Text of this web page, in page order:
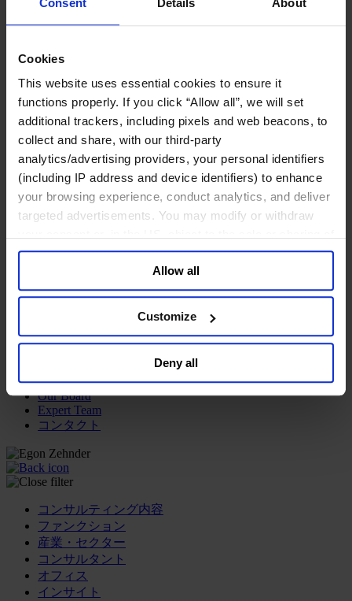
Cookies
This website uses essential cookies to ensure it
functions properly. If you click “Allow all”, we will set
additional trackers, including pixels and web beacons, to
collect and share, with our third-party
analytics/advertising providers, your personal identifiers
(including IP address and device identifiers) to enhance
your browsing experience, conduct analytics, and deliver
targeted advertisements. You may modify or withdraw
your data for targeted advertising, by clicking “Do Not
Sell or Share My Personal Information” in the footer of
the website. You must opt-out of each device and each
browser. For additional information and retention terms
general collection and use of personal information see
Allow all
Customize
Deny all
鉱業・金属
アセットマネジメント
インフラ事業
デジタル資産、暗号資産、Web3
プライベート・エクイティ
リスクマネジメント
保険
投資銀行及びマーケット
政府系投資ファンド
金融テクノロジー（フィンテック）
サービス
ホスピタリティ、旅行・レジャー
航空輸送
メディア&ニュース
Our Board
Expert Team
コンタクト
コンサルティング内容
ファンクション
産業・セクター
コンサルタント
オフィス
インサイト